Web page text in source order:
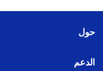
حول
الدعم